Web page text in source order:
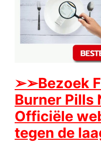
➢➢Bezoek
Burner Pills
Officiële
tegen de